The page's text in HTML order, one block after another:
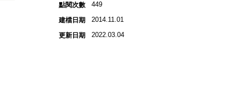
點閱次數
449
建檔日期 2014.11.01
更新日期 2022.03.04